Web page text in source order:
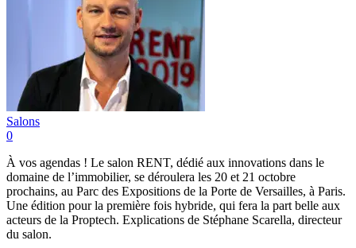
Salons
0
À vos agendas ! Le salon RENT, dédié aux innovations dans le
domaine de l’immobilier, se déroulera les 20 et 21 octobre
prochains, au Parc des Expositions de la Porte de Versailles, à Paris.
Une édition pour la première fois hybride, qui fera la part belle aux
acteurs de la Proptech. Explications de Stéphane Scarella, directeur
du salon.